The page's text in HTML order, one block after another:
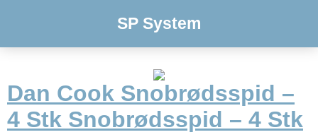
SP System
Dan Cook Snobrødsspid –
4 Stk Snobrødsspid – 4 Stk